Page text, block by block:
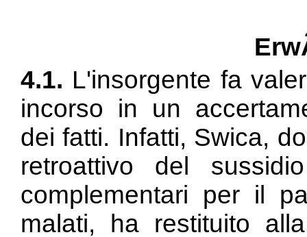
4.1. L'insorgente fa
incorso in un
dei fatti. Infatti, Swica,
retroattivo del
complementari per il
malati, ha restituito